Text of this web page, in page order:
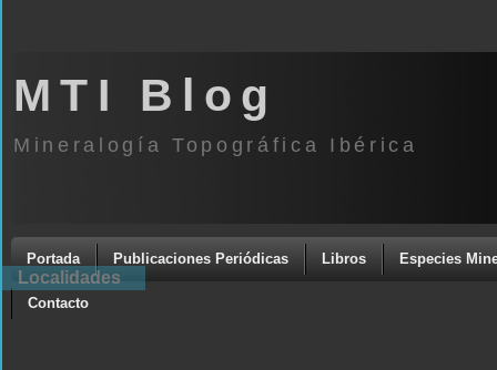
MTI Blog
Mineralogía Topográfica Ibérica
Portada Publicaciones Periódicas Libros Especies
Contacto
Localidades